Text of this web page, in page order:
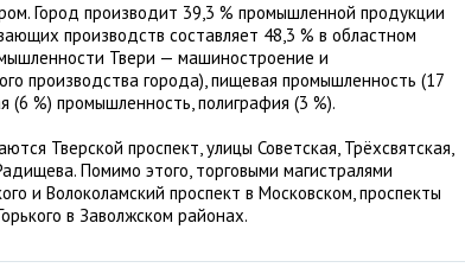
Город производит 39,3 % промышленной продукции
производств составляет 48,3 % в областном
Твери — машиностроение и
производства города), пищевая промышленность (17
(6 %) промышленность, полиграфия (3 %).
Тверской проспект, улицы Советская, Трёхсвятская,
Помимо этого, торговыми магистралями
и Волоколамский проспект в Московском, проспекты
в Заволжском районах.